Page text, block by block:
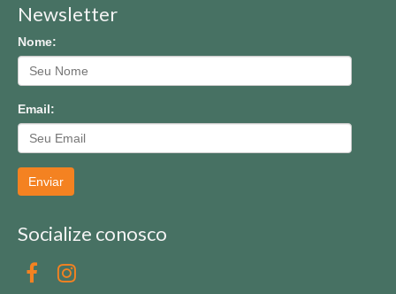
Newsletter
Nome:
Email:
Enviar
Socialize conosco